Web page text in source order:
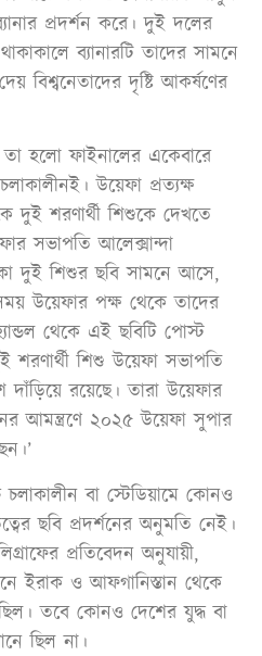
প্রদর্শন করে। দুই দলের
ব্যানারটি তাদের সামনে
বিশ্বনেতাদের দৃষ্টি আকর্ষণের
হলো ফাইনালের একেবারে
উয়েফা প্রত্যক্ষ
দুই শরণার্থী শিশুকে দেখতে
সভাপতি আলেক্সান্দা
দুই শিশুর ছবি সামনে আসে,
উয়েফার পক্ষ থেকে তাদের
থেকে এই ছবিটি পোস্ট
শরণার্থী শিশু উয়েফা সভাপতি
দাঁড়িয়ে রয়েছে। তারা উয়েফার
আমন্ত্রণে ২০২৫ উয়েফা সুপার
বা স্টেডিয়ামে কোনও
ছবি প্রদর্শনের অনুমতি নেই।
প্রতিবেদন অনুযায়ী,
ইরাক ও আফগানিস্তান থেকে
তবে কোনও দেশের যুদ্ধ বা
ছিল না।